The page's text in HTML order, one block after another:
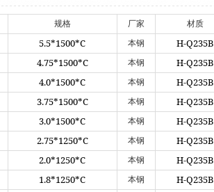
规格 厂家 材质
5.5*1500*C 本钢 H-Q235B
4.75*1500*C 本钢 H-Q235B
4.0*1500*C 本钢 H-Q235B
3.75*1500*C 本钢 H-Q235B
3.0*1500*C 本钢 H-Q235B
2.75*1250*C 本钢 H-Q235B
2.0*1250*C 本钢 H-Q235B
1.8*1250*C 本钢 H-Q235B